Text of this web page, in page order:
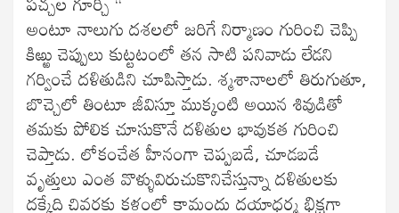
అంటూ నాలుగు దశలలో జరిగే నిర్మాణం గురించి చెప్పి
కిఱ్ఱు చెప్పులు కుట్టటంలో తన సాటి పనివాడు లేడని
గర్వించే దళితుడిని చూపిస్తాడు. శ్మశానాలలో తిరుగుతూ,
బొచ్చెలో తింటూ జీవిస్తూ ముక్కంటి అయిన శివుడితో
తమకు పోలిక చూసుకొనే దళితుల భావుకత గురించి
చెప్తాడు. లోకంచేత హీనంగా చెప్పబడే, చూడబడే
వృత్తులు ఎంత వొళ్ళువిరుచుకొనిచేస్తున్నా దళితులకు
దక్కేది చివరకు కళ్లంలో కామందు దయాధర్మ భిక్షగా